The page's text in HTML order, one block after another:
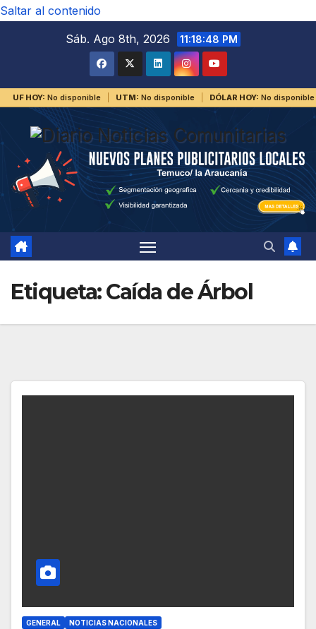
Saltar al contenido
Sáb. Ago 8th, 2026
11:18:48 PM
UF HOY: No disponible UTM: No disponible DÓLAR HOY: No disponible
Etiqueta:Caída de Árbol
GENERAL NOTICIAS NACIONALES